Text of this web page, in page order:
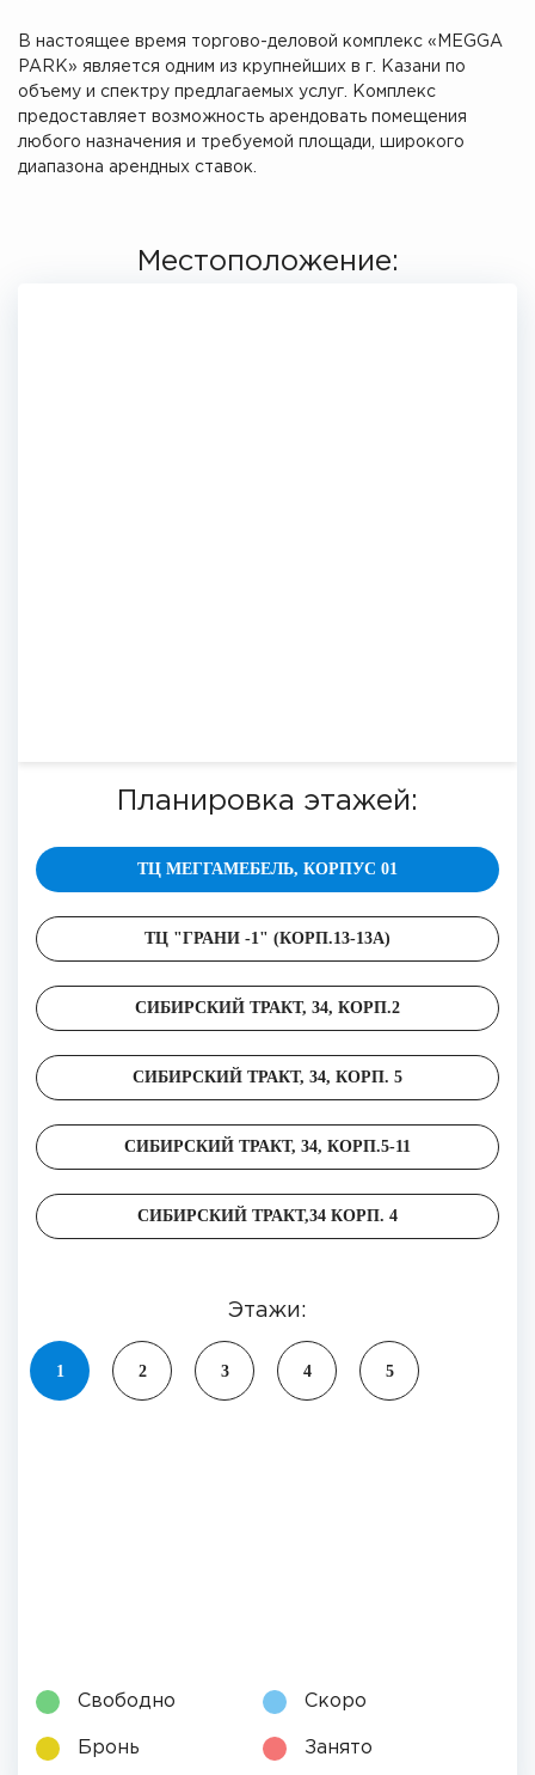
В настоящее время торгово-деловой комплекс «MEGGA
PARK» является одним из крупнейших в г. Казани по
объему и спектру предлагаемых услуг. Комплекс
предоставляет возможность арендовать помещения
любого назначения и требуемой площади, широкого
диапазона арендных ставок.
Местоположение:
Планировка этажей:
ТЦ МЕГГАМЕБЕЛЬ, КОРПУС 01
ТЦ "ГРАНИ -1" (КОРП.13-13А)
СИБИРСКИЙ ТРАКТ, 34, КОРП.2
СИБИРСКИЙ ТРАКТ, 34, КОРП. 5
СИБИРСКИЙ ТРАКТ, 34, КОРП.5-11
СИБИРСКИЙ ТРАКТ,34 КОРП. 4
Этажи:
1 2 3 4 5
Свободно Скоро
Бронь Занято